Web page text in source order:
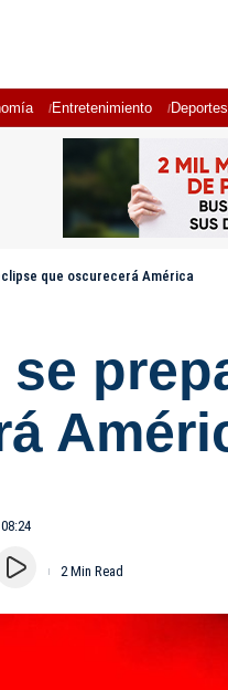
Entretenimiento Deportes
que oscurecerá América
2 Min Read